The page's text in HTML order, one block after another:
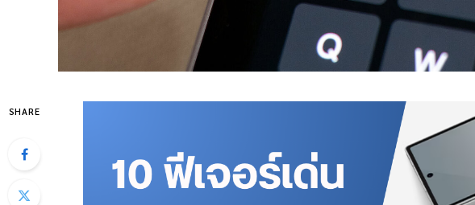
SHARE